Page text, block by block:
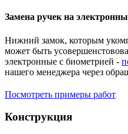
Замена ручек на
Нижний замок, которым
может быть
электронные с биометрией -
нашего менеджера через
Посмотреть примеры работ
Конструкция